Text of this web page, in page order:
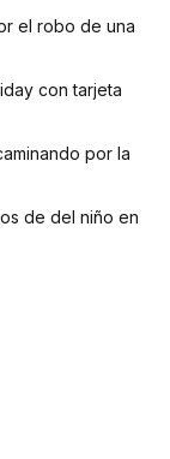
el robo de una
con tarjeta
por la
de del niño en